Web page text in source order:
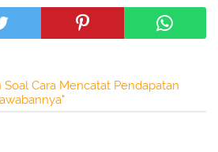
Cara Mencatat Pendapatan